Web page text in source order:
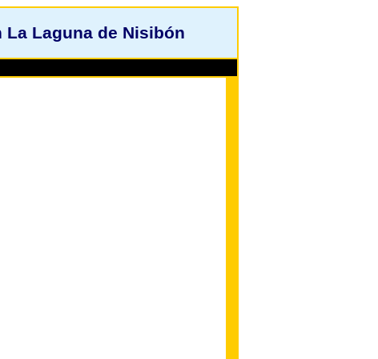
La Laguna de Nisibón